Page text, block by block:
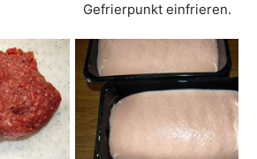
Gefrierpunkt einfrieren.